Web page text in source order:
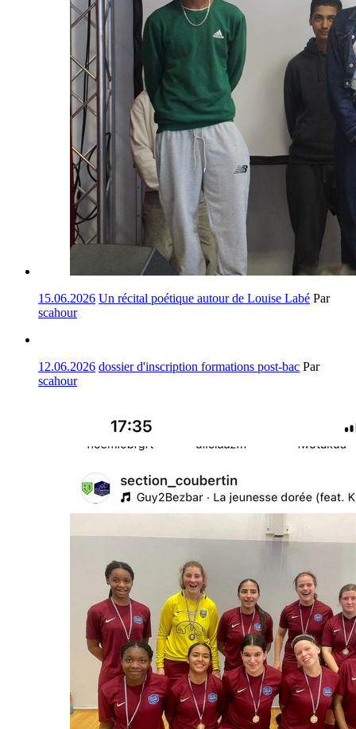
15.06.2026 Un récital poétique autour de Louise Labé Par
scahour
12.06.2026 dossier d'inscription formations post-bac Par
scahour